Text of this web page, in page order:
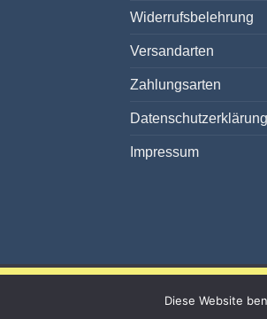
Widerrufsbelehrung
Versandarten
Zahlungsarten
Datenschutzerklärung
Impressum
Diese Website